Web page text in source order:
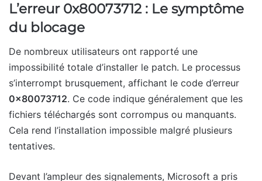
L’erreur 0x80073712 : Le symptôme
du blocage
De nombreux utilisateurs ont rapporté une
impossibilité totale d’installer le patch. Le processus
s’interrompt brusquement, affichant le code d’erreur
0x80073712. Ce code indique généralement que les
fichiers téléchargés sont corrompus ou manquants.
Cela rend l’installation impossible malgré plusieurs
tentatives.
Devant l’ampleur des signalements, Microsoft a pris